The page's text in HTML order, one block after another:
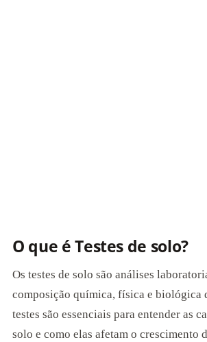
O que é Testes de solo?
Os testes de solo são análises
composição química, física e biológica
testes são essenciais para entender as
solo e como elas afetam o crescimento